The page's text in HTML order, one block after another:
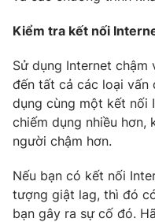
Kiểm tra kết nối
Sử dụng Internet
đến tất cả các loại vấn
dụng cùng một kết nối
chiếm dụng nhiều
người chậm hơn.
Nếu bạn có kết nối
tượng giật lag, thì đó
bạn gây ra sự cố đó.